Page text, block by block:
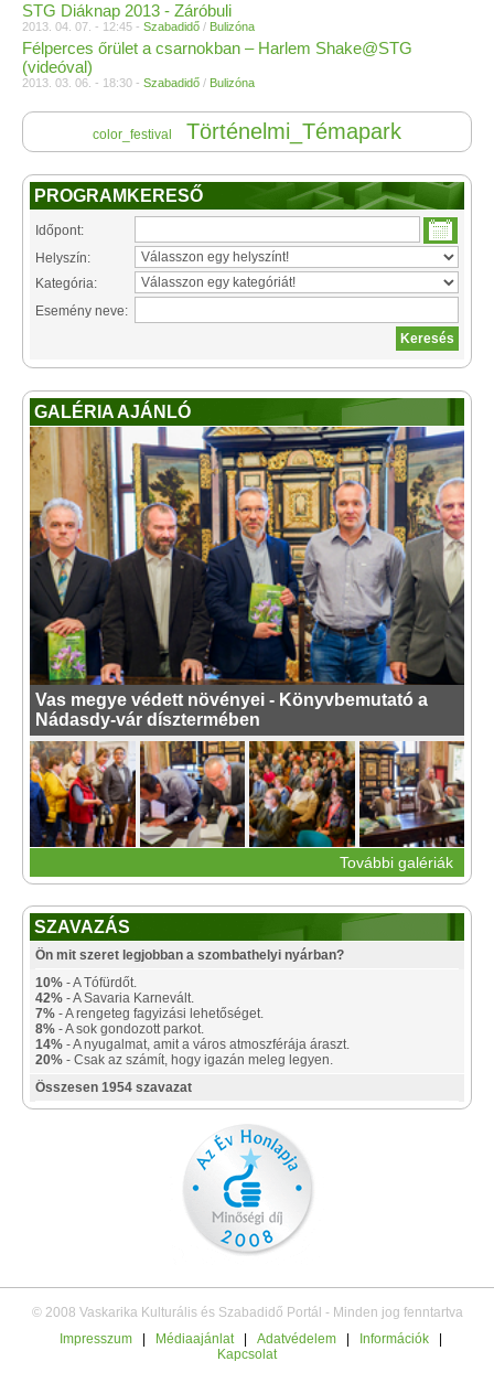
STG Diáknap 2013 - Záróbuli
2013. 04. 07. - 12:45 - Szabadidő / Bulizóna
Félperces őrület a csarnokban – Harlem Shake@STG
(videóval)
2013. 03. 06. - 18:30 - Szabadidő / Bulizóna
color_festival Történelmi_Témapark
PROGRAMKERESŐ
Időpont:
Helyszín:
Kategória:
Esemény neve:
GALÉRIA AJÁNLÓ
Vas megye védett növényei - Könyvbemutató a
Nádasdy-vár dísztermében
További galériák
SZAVAZÁS
Ön mit szeret legjobban a szombathelyi nyárban?
10% - A Tófürdőt.
42% - A Savaria Karnevált.
7% - A rengeteg fagyizási lehetőséget.
8% - A sok gondozott parkot.
14% - A nyugalmat, amit a város atmoszférája áraszt.
20% - Csak az számít, hogy igazán meleg legyen.
Összesen 1954 szavazat
© 2008 Vaskarika Kulturális és Szabadidő Portál - Minden jog fenntartva
Impresszum
Médiaajánlat Adatvédelem Információk
Kapcsolat